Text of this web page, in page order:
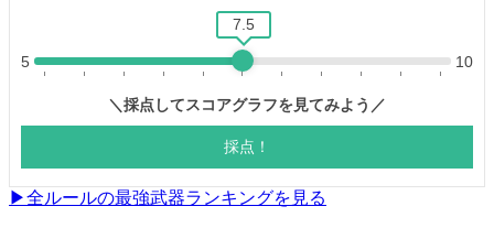
▶全ルールの最強武器ランキングを見る